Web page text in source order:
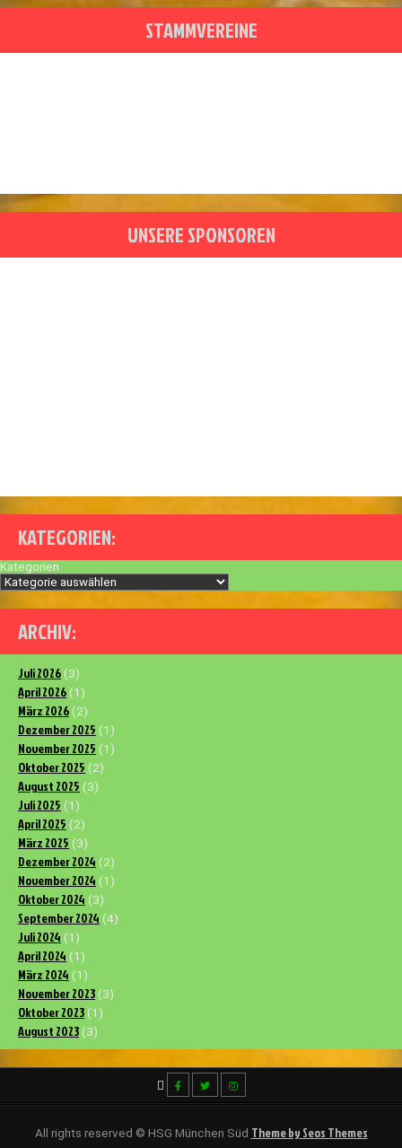
STAMMVEREINE
UNSERE SPONSOREN
KATEGORIEN:
Kategorien
ARCHIV:
Juli 2026 (3)
April 2026 (1)
März 2026 (2)
Dezember 2025 (1)
November 2025 (1)
Oktober 2025 (2)
August 2025 (3)
Juli 2025 (1)
April 2025 (2)
März 2025 (3)
Dezember 2024 (2)
November 2024 (1)
Oktober 2024 (3)
September 2024 (4)
Juli 2024 (1)
April 2024 (1)
März 2024 (1)
November 2023 (3)
Oktober 2023 (1)
August 2023 (3)
All rights reserved © HSG München Süd Theme by Seos Themes